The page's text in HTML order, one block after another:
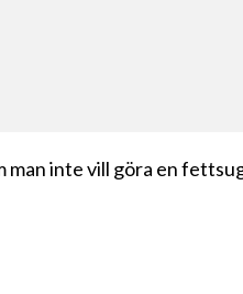
inte vill göra en